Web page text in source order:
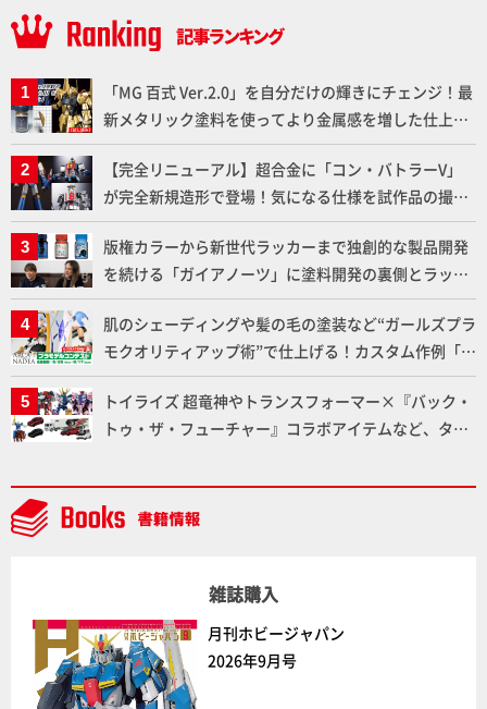
「MG 百式 Ver.2.0」を自分だけの輝きにチェンジ！最
新メタリック塗料を使ってより金属感を増した仕上が
りに!!【試し読み】
【完全リニューアル】超合金に「コン・バトラーV」
が完全新規造形で登場！気になる仕様を試作品の撮り
下ろしでご紹介!!さらに「大鉄人17」＆「ワンエイ
ト」セット情報もお届け！【超合金の魂】
版権カラーから新世代ラッカーまで独創的な製品開発
を続ける「ガイアノーツ」に塗料開発の裏側とラッカ
ー塗料の未来についてインタビュー！
肌のシェーディングや髪の毛の塗装など“ガールズプラ
モクオリティアップ術”で仕上げる！カスタム作例「白
騎士ソフィエラ」が完成！【「アルカナディアプラモ
デルコンテスト」～8月17日（月）11:59まで応募受付
中】
トイライズ 超竜神やトランスフォーマー×『バック・
トゥ・ザ・フューチャー』コラボアイテムなど、タカ
NEWITEM】
雑誌購入
月刊ホビージャパン
2026年9月号